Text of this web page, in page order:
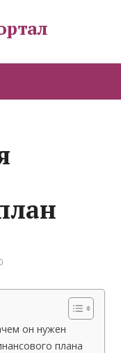
он нужен
плана